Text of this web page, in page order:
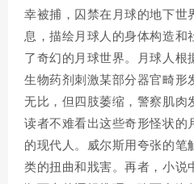
幸被捕，囚禁在月球的地下世
息，描绘月球人的身体构造和
了奇幻的月球世界。月球人
生物药剂刺激某部分器官畸形
无比，但四肢萎缩，警察肌肉
读者不难看出这些奇形怪状的
的现代人。威尔斯用夸张的笔
类的扭曲和戕害。再者，小说